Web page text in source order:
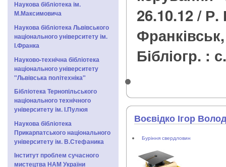
Наукова бібліотека ім.
М.Максимовича
Наукова бібліотека Львівського
національного університету ім.
І.Франка
Науково-технічна бібліотека
національного університету
"Львівська політехніка"
Бібліотека Тернопільського
національного технічного
університету ім. І.Пулюя
Наукова бібліотека
Прикарпатського національного
університету ім. В.Стефаника
Інститут проблем сучасного
мистецтва НАМ України
26.10.12 /
Бібліогр. :
Воєвідко Ігор
Буріння свердловин